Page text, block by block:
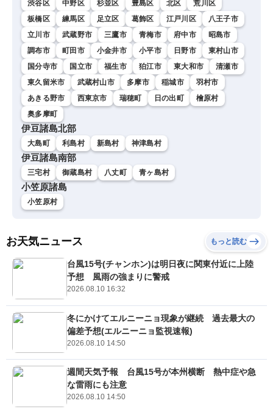
渋谷区 中野区 杉並区 豊島区 北区
荒川区
板橋区
練馬区 足立区 葛飾区 江戸川区
八王子市
立川市
武蔵野市 三鷹市 青梅市 府中市
昭島市
調布市
町田市 小金井市 小平市 日野市
東村山市
国分寺市
国立市 福生市 狛江市 東大和市
清瀬市
東久留米市
武蔵村山市 多摩市 稲城市
羽村市
あきる野市
西東京市 瑞穂町 日の出町
檜原村
奥多摩町
伊豆諸島北部
大島町 利島村 新島村 神津島村
伊豆諸島南部
三宅村 御蔵島村 八丈町 青ヶ島村
小笠原諸島
小笠原村
お天気ニュース もっと読む
台風15号(チャンホン)は明日夜に関東付近に上陸
予想 風雨の強まりに警戒
2026.08.10 16:32
冬にかけてエルニーニョ現象が継続 過去最大の
偏差予想(エルニーニョ監視速報)
2026.08.10 14:50
週間天気予報 台風15号が本州横断 熱中症や急
な雷雨にも注意
2026.08.10 14:50